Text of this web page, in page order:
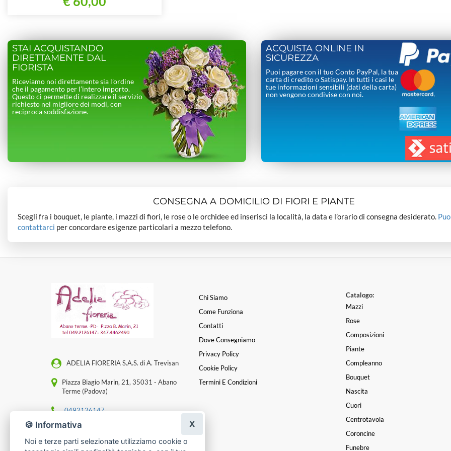
STAI ACQUISTANDO
DIRETTAMENTE DAL
FIORISTA
Riceviamo noi direttamente sia l’ordine
che il pagamento per l’intero importo.
Questo ci permette di realizzare il servizio
richiesto nel migliore dei modi, con
reciproca soddisfazione.
ACQUISTA ONLINE IN
SICUREZZA
Puoi pagare con il tuo Conto PayPal, la tua
carta di credito o Satispay. In tutti i casi le
tue informazioni sensibili (dati della carta)
non vengono condivise con noi.
CONSEGNA A DOMICILIO DI FIORI E PIANTE
Scegli fra i bouquet, le piante, i mazzi di fiori, le rose o le orchidee ed inserisci la località, la data e l’orario di consegna desiderato.
contattarci per concordare esigenze particolari a mezzo telefono.
ADELIA FIORERIA S.A.S. di A. Trevisan
Piazza Biagio Marin, 21, 35031 - Abano
Terme (Padova)
0492126147
[email protected]
P. IVA 04791950282
Chi Siamo
Come Funziona
Contatti
Dove Consegniamo
Privacy Policy
Cookie Policy
Termini E Condizioni
Catalogo:
Mazzi
Rose
Composizioni
Piante
Compleanno
Bouquet
Nascita
Cuori
Centrotavola
Coroncine
Funebre
🍪 Informativa
Noi e terze parti selezionate utilizziamo cookie o
X